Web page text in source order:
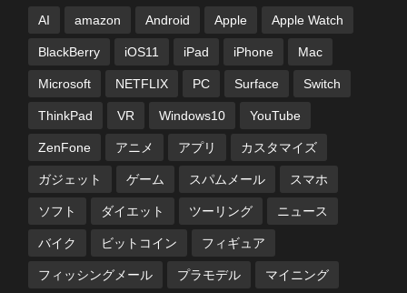
AI amazon Android Apple Apple Watch
BlackBerry iOS11 iPad iPhone Mac
Microsoft NETFLIX PC Surface Switch
ThinkPad VR Windows10 YouTube
ZenFone アニメ アプリ カスタマイズ
ガジェット ゲーム スパムメール スマホ
ソフト ダイエット ツーリング ニュース
バイク ビットコイン フィギュア
フィッシングメール プラモデル マイニング